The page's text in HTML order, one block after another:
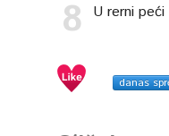
U rerni
danas